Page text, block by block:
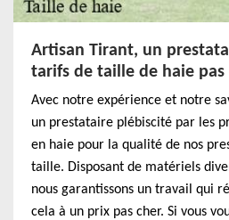
Artisan Tirant, un
tarifs de taille de haie pas
Avec notre expérience et notre
un prestataire plébiscité par les
en haie pour la qualité de nos
taille. Disposant de matériels
nous garantissons un travail qui
cela à un prix pas cher. Si vous